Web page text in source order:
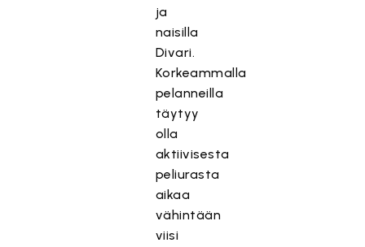
ja
naisilla
Divari.
Korkeammalla
pelanneilla
täytyy
olla
aktiivisesta
peliurasta
aikaa
vähintään
viisi